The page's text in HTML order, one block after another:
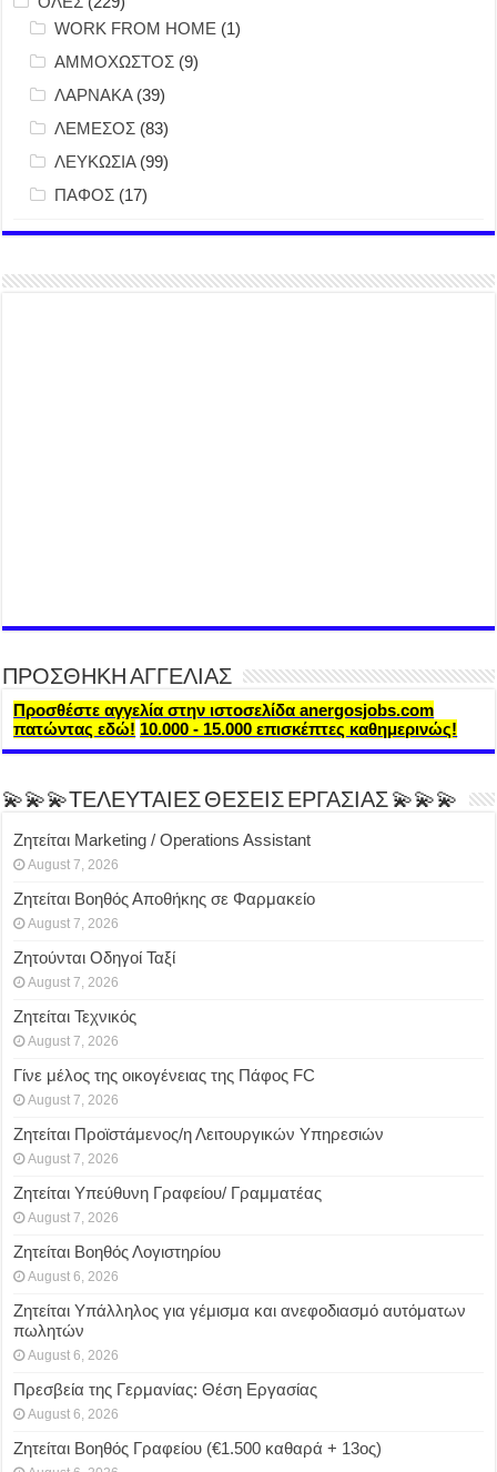
WORK FROM HOME (1)
ΑΜΜΟΧΩΣΤΟΣ (9)
ΛΑΡΝΑΚΑ(39)
ΛΕΜΕΣΟΣ (83)
ΛΕΥΚΩΣΙΑ(99)
ΠΑΦΟΣ (17)
ΠΡΟΣΘΗΚΗ ΑΓΓΕΛΙΑΣ
Προσθέστε αγγελία στην ιστοσελίδα anergosjobs.com
πατώντας εδώ! 10.000 - 15.000 επισκέπτες καθημερινώς!
💫💫💫ΤΕΛΕΥΤΑΙΕΣ ΘΕΣΕΙΣ ΕΡΓΑΣΙΑΣ 💫💫💫
Ζητείται Marketing / Operations Assistant
August 7, 2026
Ζητείται Βοηθός Αποθήκης σε Φαρμακείο
August 7, 2026
Ζητούνται Οδηγοί Ταξί
August 7, 2026
Ζητείται Τεχνικός
August 7, 2026
Γίνε μέλος της οικογένειας της Πάφος FC
August 7, 2026
Ζητείται Προϊστάμενος/η Λειτουργικών Υπηρεσιών
August 7, 2026
Ζητείται Υπεύθυνη Γραφείου/ Γραμματέας
August 7, 2026
Ζητείται Βοηθός Λογιστηρίου
August 6, 2026
Ζητείται Υπάλληλος για γέμισμα και ανεφοδιασμό αυτόματων
πωλητών
August 6, 2026
Πρεσβεία της Γερμανίας: Θέση Εργασίας
August 6, 2026
Ζητείται Βοηθός Γραφείου (€1.500 καθαρά + 13ος)